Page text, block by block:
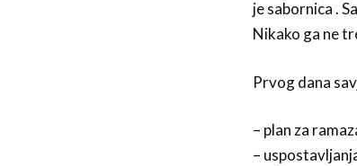
je sabornica .
Nikako ga ne
Prvog dana
– plan za
–